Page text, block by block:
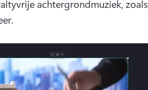
achtergrondmuziek, zoals